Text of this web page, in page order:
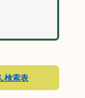
検索表